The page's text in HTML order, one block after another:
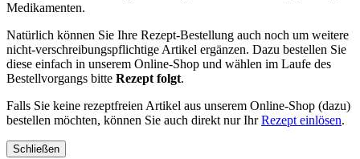
Medikamenten.
Natürlich können Sie Ihre Rezept-Bestellung auch noch um weitere
nicht-verschreibungspflichtige Artikel ergänzen. Dazu bestellen Sie
diese einfach in unserem Online-Shop und wählen im Laufe des
Bestellvorgangs bitte Rezept folgt.
Falls Sie keine rezeptfreien Artikel aus unserem Online-Shop (dazu)
bestellen möchten, können Sie auch direkt nur IhrRezept einlösen.
Schließen